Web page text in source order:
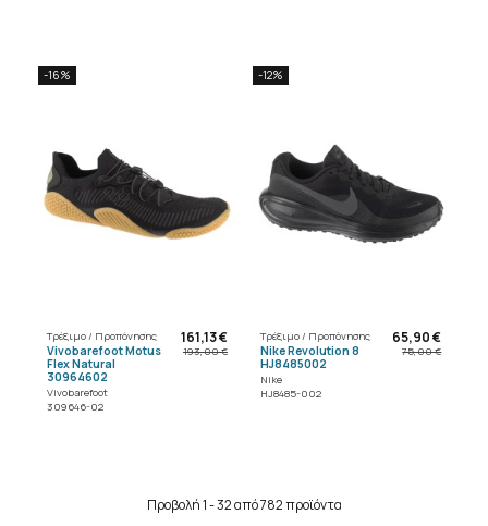
-16%
Τρέξιμο / Προπόνησης
Vivobarefoot Motus
Flex Natural
30964602
Vivobarefoot
309646-02
161,13 €
193,00 €
-12%
Τρέξιμο / Προπόνησης
Nike Revolution 8
HJ8485002
Nike
HJ8485-002
65,90 €
75,00 €
Προβολή 1 - 32 από 782 προϊόντα